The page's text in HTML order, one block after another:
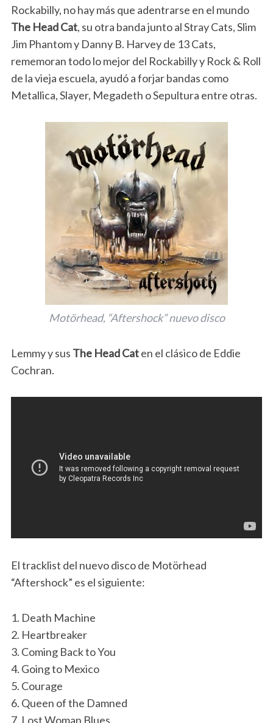
Rockabilly, no hay más que adentrarse en el mundo
The Head Cat, su otra banda junto al Stray Cats, Slim
Jim Phantom y Danny B. Harvey de 13 Cats,
rememoran todo lo mejor del Rockabilly y Rock & Roll
de la vieja escuela, ayudó a forjar bandas como
Metallica, Slayer, Megadeth o Sepultura entre otras.
Motörhead, “Aftershock” nuevo disco
Lemmy y sus The Head Caten el clásico de Eddie
Cochran.
El tracklist del nuevo disco de Motörhead
“Aftershock” es el siguiente:
1. Death Machine
2. Heartbreaker
3. Coming Back to You
4. Going to Mexico
5. Courage
6. Queen of the Damned
7. Lost Woman Blues